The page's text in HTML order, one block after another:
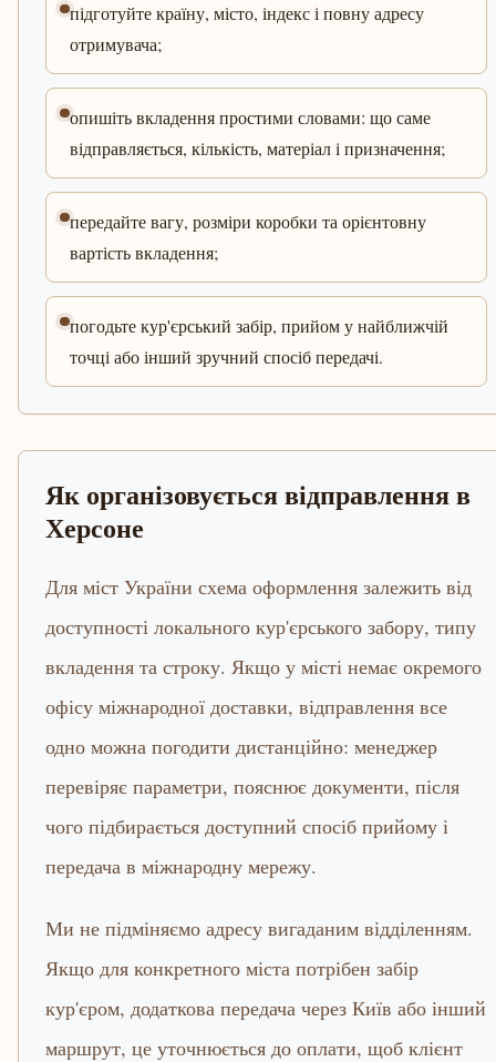
підготуйте країну, місто, індекс і повну адресу
отримувача;
опишіть вкладення простими словами: що саме
відправляється, кількість, матеріал і призначення;
передайте вагу, розміри коробки та орієнтовну
вартість вкладення;
погодьте кур'єрський забір, прийом у найближчій
точці або інший зручний спосіб передачі.
Як організовується відправлення в
Херсоне
Для міст України схема оформлення залежить від
доступності локального кур'єрського забору, типу
вкладення та строку. Якщо у місті немає окремого
офісу міжнародної доставки, відправлення все
одно можна погодити дистанційно: менеджер
перевіряє параметри, пояснює документи, після
чого підбирається доступний спосіб прийому і
передача в міжнародну мережу.
Ми не підміняємо адресу вигаданим відділенням.
Якщо для конкретного міста потрібен забір
кур'єром, додаткова передача через Київ або інший
маршрут, це уточнюється до оплати, щоб клієнт